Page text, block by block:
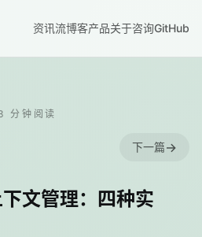
资讯流博客产品关于咨询GitHub
分钟阅读
下一篇→
文管理：四种实